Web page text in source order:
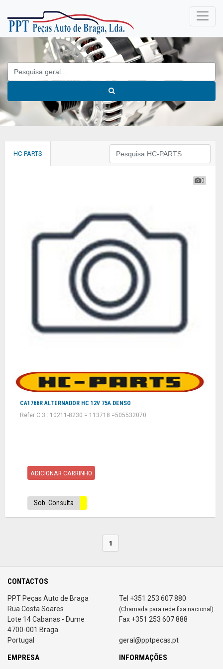
HC-PARTS
0
CA1766R ALTERNADOR HC 12V 75A DENSO
Refer C 3 : 10211-8230 = 113718 =505532070
ADICIONAR CARRINHO
Sob. Consulta
1
CONTACTOS
PPT Peças Auto de Braga
Rua Costa Soares
Lote 14 Cabanas - Dume
4700-001 Braga
Portugal
Tel +351 253 607 880
(Chamada para rede fixa nacional)
Fax +351 253 607 888
geral@pptpecas.pt
EMPRESA INFORMAÇÕES